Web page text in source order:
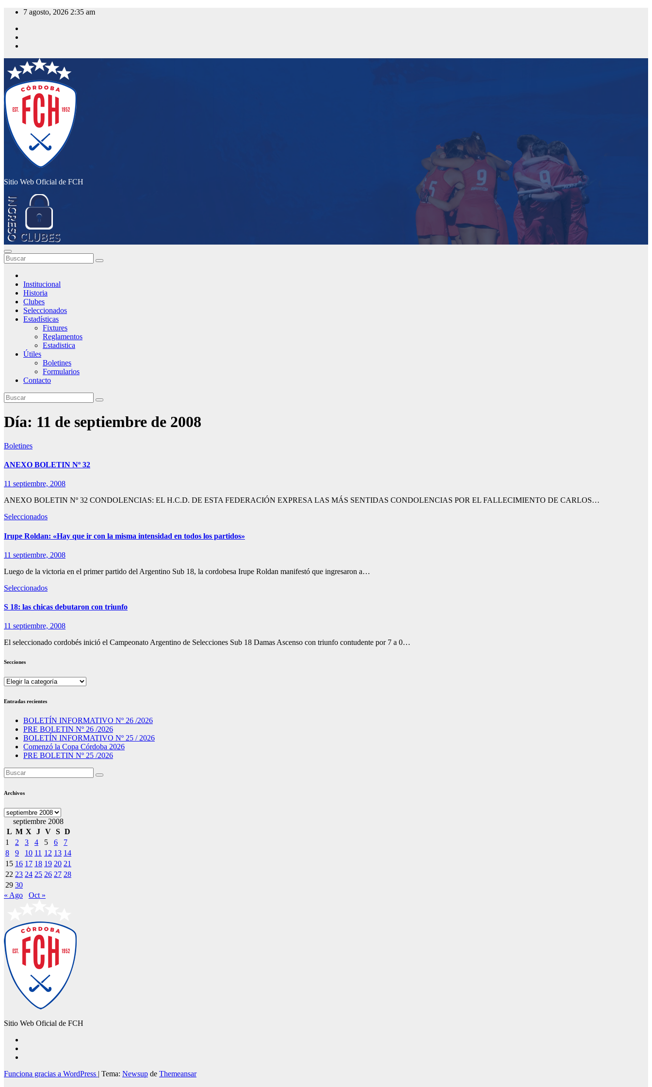
Saltar
contenido
7 agosto, 2026 2:35 am
Sitio Web Oficial de FCH
Institucional
Historia
Clubes
Seleccionados
Estadísticas
Fixtures
Reglamentos
Estadistica
Útiles
Boletines
Formularios
Contacto
Día: 11 de septiembre de 2008
Boletines
ANEXO BOLETIN Nº 32
11 septiembre, 2008
ANEXO BOLETIN Nº 32 CONDOLENCIAS: EL H.C.D. DE ESTA FEDERACIÓN EXPRESA LAS MÁS SENTIDAS CONDOLENCIAS POR EL FALLECIMIENTO DE CARLOS…
Seleccionados
Irupe Roldan: «Hay que ir con la misma intensidad en todos los partidos»
11 septiembre, 2008
Luego de la victoria en el primer partido del Argentino Sub 18, la cordobesa Irupe Roldan manifestó que ingresaron a…
Seleccionados
S 18: las chicas debutaron con triunfo
11 septiembre, 2008
El seleccionado cordobés inició el Campeonato Argentino de Selecciones Sub 18 Damas Ascenso con triunfo contudente por 7 a 0…
Secciones
Secciones
Entradas recientes
BOLETÍN INFORMATIVO Nº 26 /2026
PRE BOLETIN Nº 26 /2026
BOLETÍN INFORMATIVO Nº 25 / 2026
Comenzó la Copa Córdoba 2026
PRE BOLETIN Nº 25 /2026
Archivos
Archivos
septiembre 2008
L M X J V S D
1
2 3 4 5 6
7
8
9 10 11 12 13 14
15 16 17 18 19 20 21
22 23 24 25 26 27 28
29 30
« Ago
Oct »
Sitio Web Oficial de FCH
Funciona gracias a WordPress | Tema: Newsup de Themeansar